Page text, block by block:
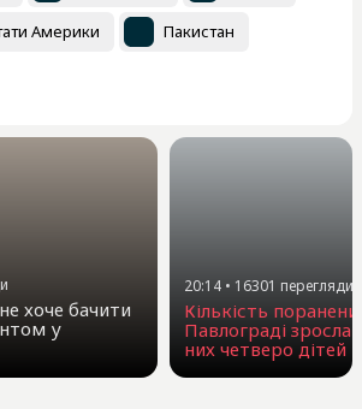
Америки Пакистан
хоче бачити
у
20:14 • 16301 перегляди
Кількість
Павлограді зросла
них четверо дітей